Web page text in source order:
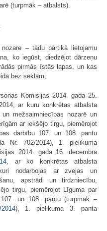
(turpmāk – atbalsts).
– tādu pārtikā lietojamu
ko iegūst, diedzējot dārzeņu
pirmās īstās lapas, un kas
bez sēklām;
Komisijas 2014. gada 25.
ar kuru konkrētas atbalsta
mežsaimniecības nozarē un
ar iekšējo tirgu, piemērojot
darbību 107. un 108. pantu
Nr. 702/2014), 1. pielikuma
2014. gada 16. decembra
, ar ko konkrētas atbalsta
nodarbojas ar zvejas un
apstrādi un tirdzniecību,
tirgu, piemērojot Līguma par
un 108. pantu (turpmāk –
2014), 1. pielikuma 3. panta